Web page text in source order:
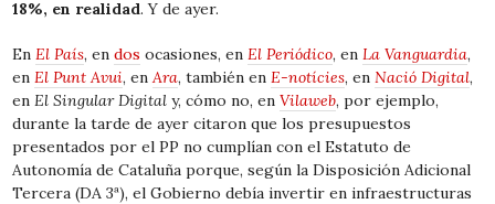
18%, en realidad. Y de ayer.
EnEl País, endos ocasiones, enEl Periódico, enLa Vanguardia,
enEl Punt Avui, enAra, también enE-notícies, enNació Digital,
enEl Singular Digital y, cómo no, enVilaweb, por ejemplo,
durante la tarde de ayer citaron que los presupuestos
presentados por el PP no cumplían con el Estatuto de
Autonomía de Cataluña porque, según la Disposición Adicional
Tercera (DA 3ª), el Gobierno debía invertir en infraestructuras